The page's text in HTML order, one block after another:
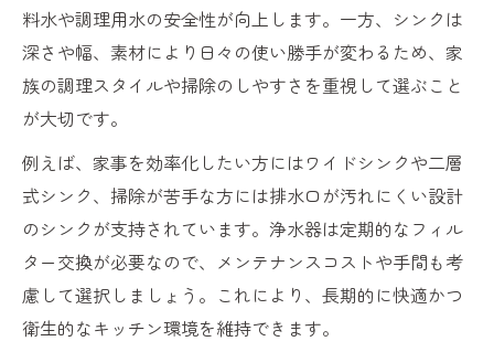
料水や調理用水の安全性が向上します。一方、シンクは
深さや幅、素材により日々の使い勝手が変わるため、家
族の調理スタイルや掃除のしやすさを重視して選ぶこと
が大切です。
例えば、家事を効率化したい方にはワイドシンクや二層
式シンク、掃除が苦手な方には排水口が汚れにくい設計
のシンクが支持されています。浄水器は定期的なフィル
ター交換が必要なので、メンテナンスコストや手間も考
慮して選択しましょう。これにより、長期的に快適かつ
衛生的なキッチン環境を維持できます。